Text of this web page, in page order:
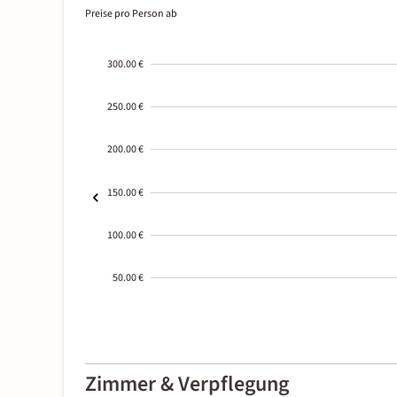
Preise pro Person ab
300.00 €
250.00 €
200.00 €
150.00 €
100.00 €
50.00 €
01-02
Zimmer & Verpflegung